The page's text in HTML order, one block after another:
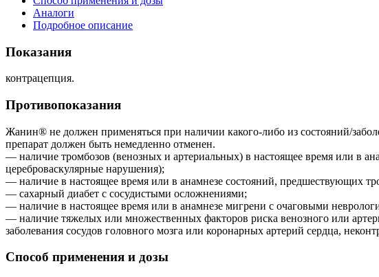
Аналоги
Подробное описание
Показания
контрацепция.
Противопоказания
Жанин® не должен применяться при наличии какого-либо из состояний/
препарат должен быть немедленно отменен.
— наличие тромбозов (венозных и артериальных) в настоящее время или в
цереброваскулярные нарушения);
— наличие в настоящее время или в анамнезе состояний, предшествующих
— сахарный диабет с сосудистыми осложнениями;
— наличие в настоящее время или в анамнезе мигрени с очаговыми
— наличие тяжелых или множественных факторов риска венозного или
заболевания сосудов головного мозга или коронарных артерий сердца,
Способ применения и дозы